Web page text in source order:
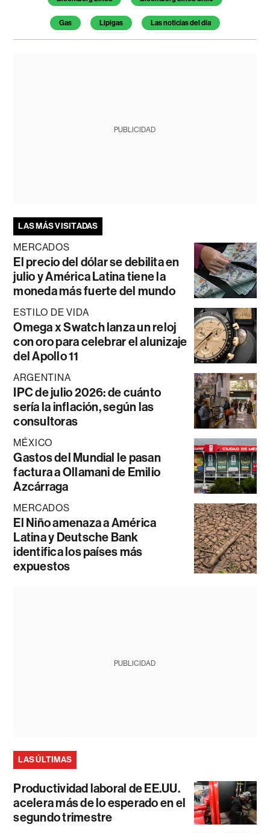
Gas Lipigas Las noticias del día
PUBLICIDAD
LAS MÁS VISITADAS
MERCADOS
El precio del dólar se debilita en
julio y América Latina tiene la
moneda más fuerte del mundo
ESTILO DE VIDA
Omega x Swatch lanza un reloj
con oro para celebrar el alunizaje
del Apollo 11
ARGENTINA
IPC de julio 2026: de cuánto
sería la inflación, según las
consultoras
MÉXICO
Gastos del Mundial le pasan
factura a Ollamani de Emilio
Azcárraga
MERCADOS
El Niño amenaza a América
Latina y Deutsche Bank
identifica los países más
expuestos
PUBLICIDAD
LAS ÚLTIMAS
Productividad laboral de EE.UU.
acelera más de lo esperado en el
segundo trimestre